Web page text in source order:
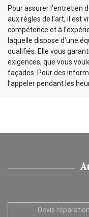
Pour assurer l’entretien
aux règles de l’art, il est
compétence et à
laquelle dispose d’une
qualifiés. Elle vous
exigences, que vous
façades. Pour des
l’appeler pendant les
Devis